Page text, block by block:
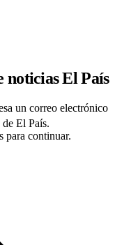
noticias El País
un correo electrónico
de El País.
para continuar.